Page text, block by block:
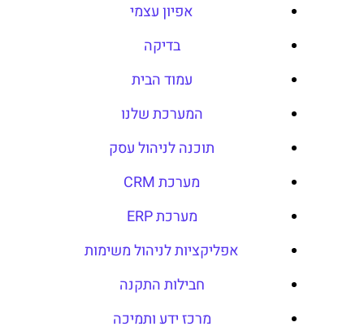
אפיון עצמי
בדיקה
עמוד הבית
המערכת שלנו
תוכנה לניהול עסק
מערכת CRM
מערכת ERP
אפליקציות לניהול משימות
חבילות התקנה
מרכז ידע ותמיכה